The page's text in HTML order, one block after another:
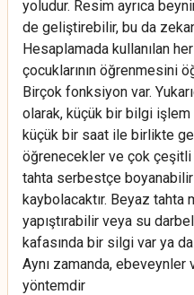
yoludur. Resim ayrıca
de geliştirebilir, bu da
Hesaplamada kullanılan
çocuklarının öğrenmesini
Birçok fonksiyon var.
olarak, küçük bir bilgi işlem
küçük bir saat ile birlikte
öğrenecekler ve çok çeşitli
tahta serbestçe
kaybolacaktır. Beyaz tahta
yapıştırabilir veya su
kafasında bir silgi var ya
Aynı zamanda,
yöntemdir